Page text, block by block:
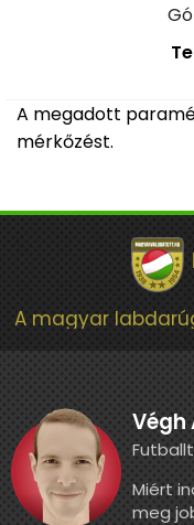
A megadott
mérkőzést.
A magyar
Végh
Miért
meg